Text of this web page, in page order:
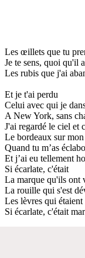
Les œillets que tu
Je te sens, quoi qu'il
Les rubis que j'ai
Et je t'ai perdu
Celui avec qui je
A New York, sans
J'ai regardé le ciel et
Le bordeaux sur
Quand tu m’as
Et j’ai eu tellement
Si écarlate, c'était
La marque qu'ils ont
La rouille qui s'est
Les lèvres qui étaient
Si écarlate, c'était